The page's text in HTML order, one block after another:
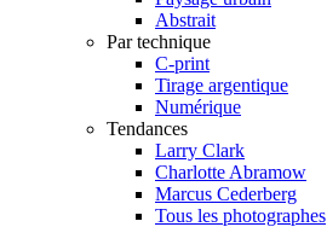
Abstrait
Par technique
C-print
Tirage argentique
Numérique
Tendances
Larry Clark
Charlotte Abramow
Marcus Cederberg
Tous les photographes